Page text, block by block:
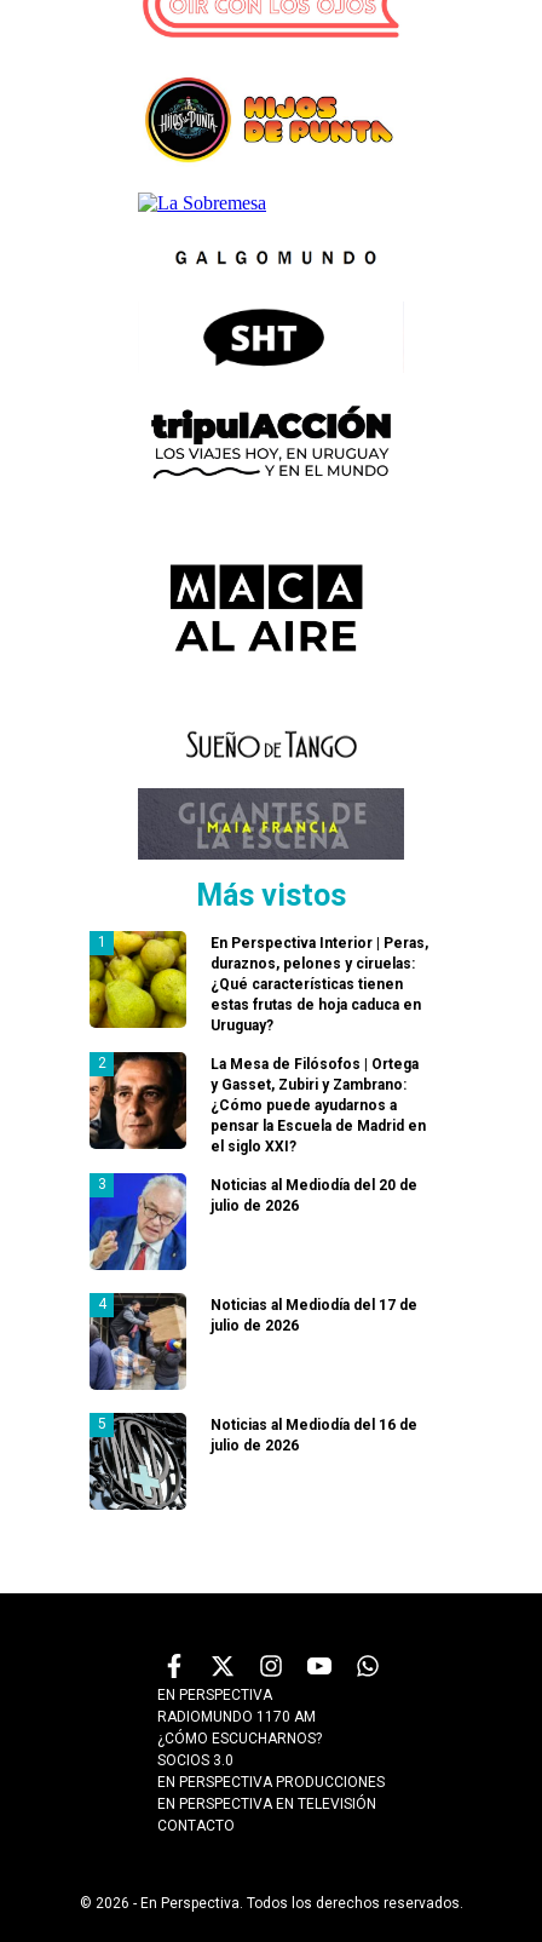
Más vistos
En Perspectiva Interior | Peras,
duraznos, pelones y ciruelas:
¿Qué características tienen
estas frutas de hoja caduca en
Uruguay?
La Mesa de Filósofos | Ortega
y Gasset, Zubiri y Zambrano:
¿Cómo puede ayudarnos a
pensar la Escuela de Madrid en
el siglo XXI?
Noticias al Mediodía del 20 de
julio de 2026
Noticias al Mediodía del 17 de
julio de 2026
Noticias al Mediodía del 16 de
julio de 2026
EN PERSPECTIVA
RADIOMUNDO 1170 AM
¿CÓMO ESCUCHARNOS?
SOCIOS 3.0
EN PERSPECTIVA PRODUCCIONES
EN PERSPECTIVA EN TELEVISIÓN
CONTACTO
© 2026 - En Perspectiva. Todos los derechos reservados.